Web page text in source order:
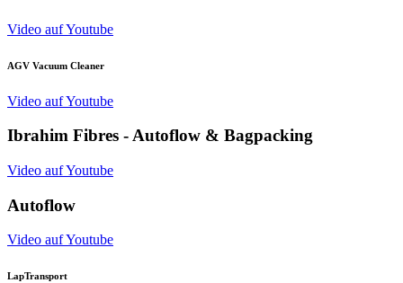
Video auf Youtube
AGV Vacuum Cleaner
Video auf Youtube
Ibrahim Fibres - Autoflow & Bagpacking
Video auf Youtube
Autoflow
Video auf Youtube
LapTransport